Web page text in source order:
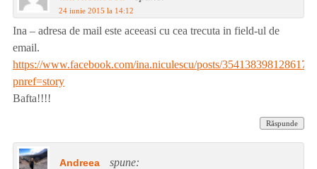
24 iunie 2015 la 14:12
Ina – adresa de mail este aceeasi cu cea trecuta in field-ul de
email.
https://www.facebook.com/ina.niculescu/posts/354138398128617?
pnref=story
Bafta!!!!
Răspunde
Andreea spune: